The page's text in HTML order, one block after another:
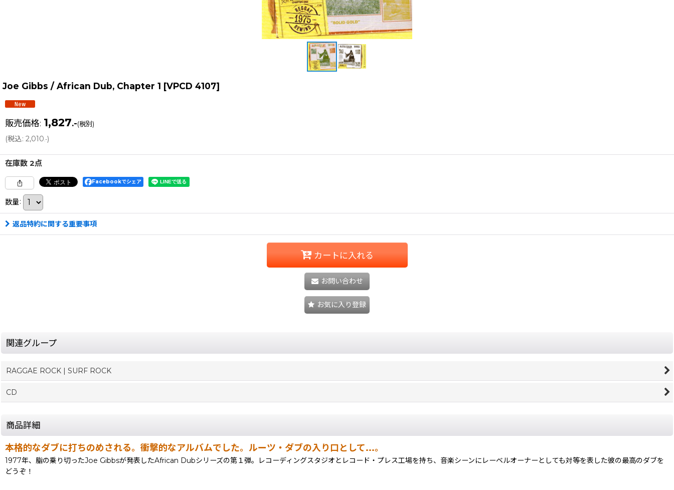
Joe Gibbs / African Dub, Chapter 1 [VPCD 4107]
販売価格: 1,827.-(税別)
(税込: 2,010.-)
在庫数 2点
Facebookでシェア
数量:
返品特約に関する重要事項
カートに入れる
お問い合わせ
お気に入り登録
関連グループ
RAGGAE ROCK | SURF ROCK
CD
商品詳細
本格的なダブに打ちのめされる。衝撃的なアルバムでした。ルーツ・ダブの入り口として...。
1977年、脂の乗り切ったJoe Gibbsが発表したAfrican Dubシリーズの第１弾。レコーディングスタジオとレコード・プレス工場を持ち、音楽シーンにレーベルオーナーとしても対等を表した彼の最高のダブを
どうぞ！